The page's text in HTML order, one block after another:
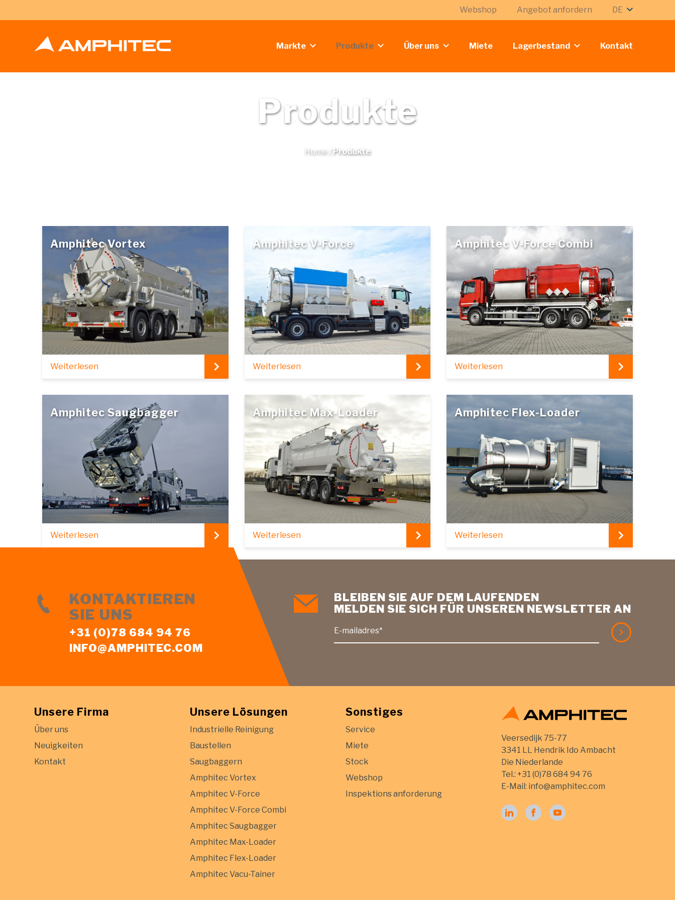
Markte Produkte Über uns Miete Lagerbestand Kontakt
Webshop Angebot anfordern DE
Produkte
Home/ Produkte
Amphitec Vortex
Weiterlesen
Amphitec V-Force
Weiterlesen
Amphitec V-Force Combi
Weiterlesen
Amphitec Saugbagger
Weiterlesen
Amphitec Max-Loader
Weiterlesen
Amphitec Flex-Loader
Weiterlesen
KONTAKTIEREN
SIE UNS
+31 (0)78 684 94 76
INFO@AMPHITEC.COM
BLEIBEN SIE AUF DEM LAUFENDEN
MELDEN SIE SICH FÜR UNSEREN NEWSLETTER AN
E-mailadres*
Unsere Firma
Über uns
Neuigkeiten
Kontakt
Unsere Lösungen
Industrielle Reinigung
Baustellen
Saugbaggern
Amphitec Vortex
Amphitec V-Force
Amphitec V-Force Combi
Amphitec Saugbagger
Amphitec Max-Loader
Amphitec Flex-Loader
Amphitec Vacu-Tainer
Sonstiges
Service
Miete
Stock
Webshop
Inspektions anforderung
Veersedijk 75-77
3341 LL Hendrik Ido Ambacht
Die Niederlande
Tel.: +31 (0)78 684 94 76
E-Mail: info@amphitec.com